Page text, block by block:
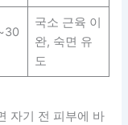
국소 근육 이
완, 숙면 유
도
자기 전 피부에 바